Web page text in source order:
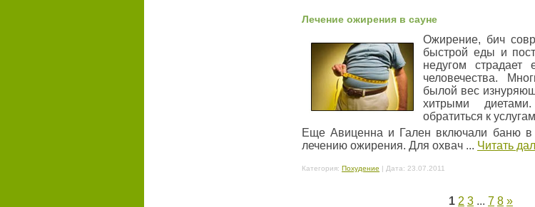
Лечение ожирения в сауне
Ожирение, бич
быстрой еды и
недугом
человечества.
былой вес
хитрыми
обратиться к
Еще Авиценна и Гален включали баню в
лечению ожирения. Для охвач ... Читать
Категория: Похудение | Дата: 23.07.2011
1 2 3 ... 7 8 »